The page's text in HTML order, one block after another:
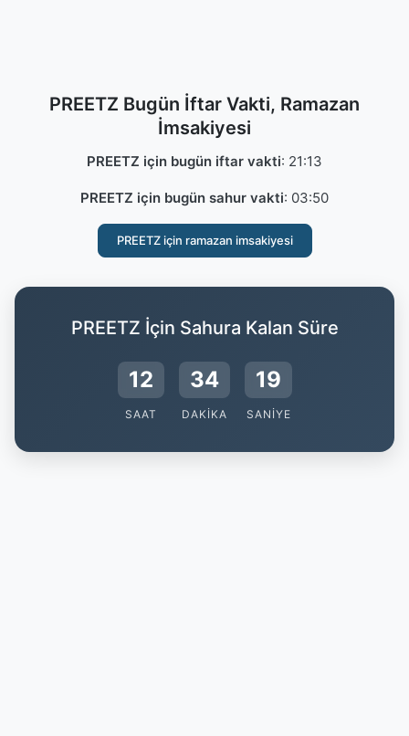
PREETZ Bugün İftar Vakti, Ramazan
İmsakiyesi
PREETZ için bugün iftar vakti: 21:13
PREETZ için bugün sahur vakti: 03:50
PREETZ için ramazan imsakiyesi
PREETZ İçin Sahura Kalan Süre
12
SAAT
34
DAKIKA
18
SANIYE